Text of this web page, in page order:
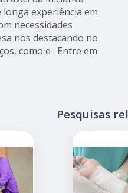
experiência em
necessidades
nos destacando no
como e . Entre em
Pesquisas